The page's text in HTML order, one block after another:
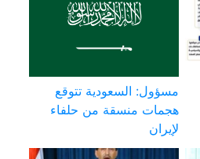
مسؤول: السعودية تتوقع
هجمات منسقة من حلفاء
لإيران